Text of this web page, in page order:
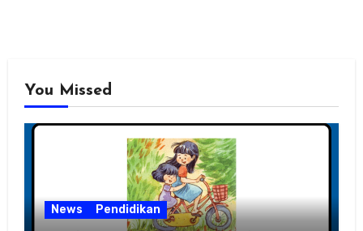
You Missed
News Pendidikan